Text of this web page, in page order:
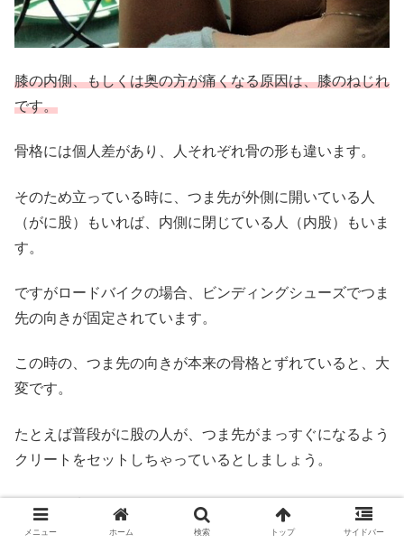
膝の内側、もしくは奥の方が痛くなる原因は、膝のねじれ
です。
骨格には個人差があり、人それぞれ骨の形も違います。
そのため立っている時に、つま先が外側に開いている人
（がに股）もいれば、内側に閉じている人（内股）もいま
す。
ですがロードバイクの場合、ビンディングシューズでつま
先の向きが固定されています。
この時の、つま先の向きが本来の骨格とずれていると、大
変です。
たとえば普段がに股の人が、つま先がまっすぐになるよう
クリートをセットしちゃっているとしましょう。
体はつま先を外向きにしたいのに、外側に開けません。
メニュー ホーム 検索 トップ サイドバー